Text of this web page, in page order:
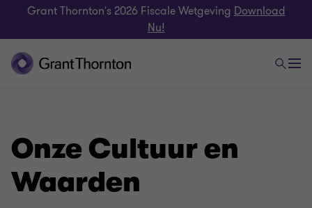
Grant Thornton's 2026 Fiscale Wetgeving Download
Nu!
Onze Cultuur en
Waarden